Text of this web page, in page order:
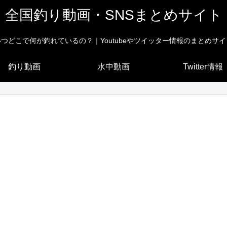
全国釣り動画・SNSまとめサイト
どこで何が釣れているの？｜Youtubeやツイッター情報のまとめサイ
釣り動画 水中動画 Twitter情報